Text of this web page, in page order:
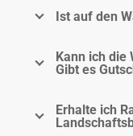
Ist auf den
Kann ich die
Gibt es
Erhalte ich